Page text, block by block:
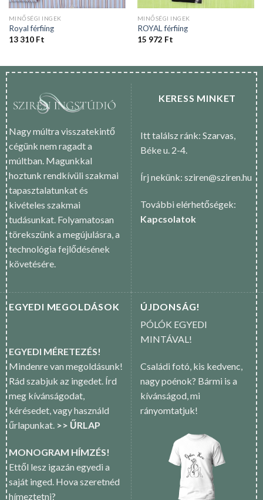
MINŐSÉGI INGEK
Royal férfiing
13 310 Ft
MINŐSÉGI INGEK
ROYAL férfiing
15 972 Ft
Nagy múltra visszatekintő
cégünk nem ragadt a
múltban. Magunkkal
hoztunk rendkívüli szakmai
tapasztalatunkat és
kivételes szakmai
tudásunkat. Folyamatosan
törekszünk a megújulásra, a
technológia fejlődésének
követésére.
KERESS MINKET
Itt találsz ránk: Szarvas,
Béke u. 2-4.
Írj nekünk: sziren@sziren.hu
További elérhetőségek:
Kapcsolatok
EGYEDI MEGOLDÁSOK
EGYEDI MÉRETEZÉS!
Mindenre van megoldásunk!
Rád szabjuk az ingedet. Írd
meg kívánságodat,
kérésedet, vagy használd
űrlapunkat. >> ŰRLAP
MONOGRAM HÍMZÉS!
Ettől lesz igazán egyedi a
saját inged. Hova szeretnéd
hímeztetni?
ÚJDONSÁG!
PÓLÓK EGYEDI
MINTÁVAL!
Családi fotó, kis kedvenc,
nagy poénok? Bármi is a
kívánságod, mi
rányomtatjuk!